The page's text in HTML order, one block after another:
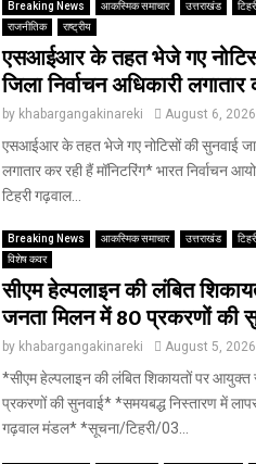
Breaking News आकस्मिक समाचार उत्तराखंड
राजनीतिक
राष्ट्रीय
एसआईआर के तहत भेजे गए
जिला निर्वाचन अधिकारी लगातार
by khabargangakinareki August 6, 2026
एसआईआर के तहत भेजे गए नोटिसों की सुनवाई
लगातार कर रही हैं मॉनिटरिंग* भारत निर्वाचन
टिहरी गढ़वाल...
Breaking News आकस्मिक समाचार उत्तराखंड
विशेष कवर
सीएम हेल्पलाइन की लंबित
जनता मिलन में 80 प्रकरणों की
by khabargangakinareki August 5, 2026
*सीएम हेल्पलाइन की लंबित शिकायतों पर
प्रकरणों की सुनवाई* *समयबद्ध निस्तारण में
गढ़वाल मंडल* *सूचना/टिहरी/03...